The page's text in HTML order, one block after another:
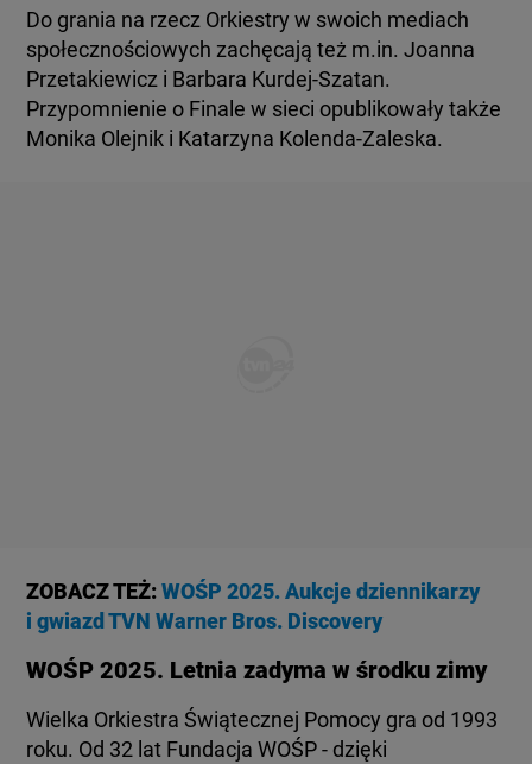
Do grania na rzecz Orkiestry w swoich mediach
społecznościowych zachęcają też m.in. Joanna
Przetakiewicz i Barbara Kurdej-Szatan.
Przypomnienie o Finale w sieci opublikowały także
Monika Olejnik i Katarzyna Kolenda-Zaleska.
ZOBACZ TEŻ:WOŚP 2025. Aukcje dziennikarzy
i gwiazd TVN Warner Bros. Discovery
WOŚP 2025. Letnia zadyma w środku zimy
Wielka Orkiestra Świątecznej Pomocy gra od 1993
roku. Od 32 lat Fundacja WOŚP - dzięki